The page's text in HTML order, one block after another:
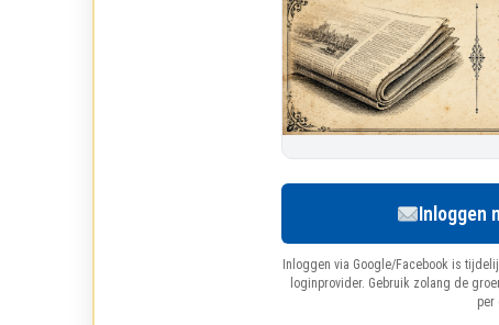
Inloggen
Inloggen via Google/Facebook is
loginprovider. Gebruik zolang de
per